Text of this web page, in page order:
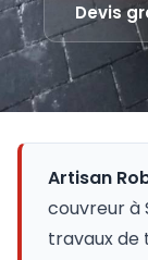
Devis
Artisan
couvreur à
travaux de